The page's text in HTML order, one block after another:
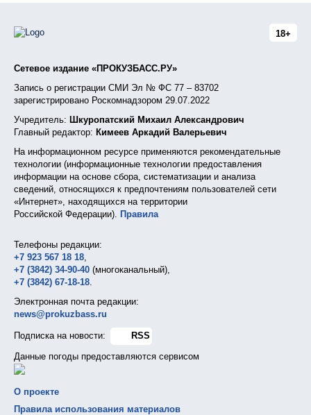
18+
Сетевое издание «ПРОКУЗБАСС.РУ»
Запись о регистрации СМИ Эл № ФС 77 – 83702
зарегистрировано Роскомнадзором 29.07.2022
Учредитель: Шкуропатский Михаил Александрович
Главный редактор: Кимеев Аркадий Валерьевич
На информационном ресурсе применяются рекомендательные
технологии (информационные технологии предоставления
информации на основе сбора, систематизации и анализа
сведений, относящихся к предпочтениям пользователей сети
«Интернет», находящихся на территории
Российской Федерации). Правила
Телефоны редакции:
+7 923 567 18 18
+7 (3842) 34-90-40 (многоканальный),
+7 (3842) 67-18-18
Электронная почта редакции:
news@prokuzbass.ru
Подписка на новости:
RSS
Данные погоды предоставляются сервисом
О проекте
Правила использования материалов